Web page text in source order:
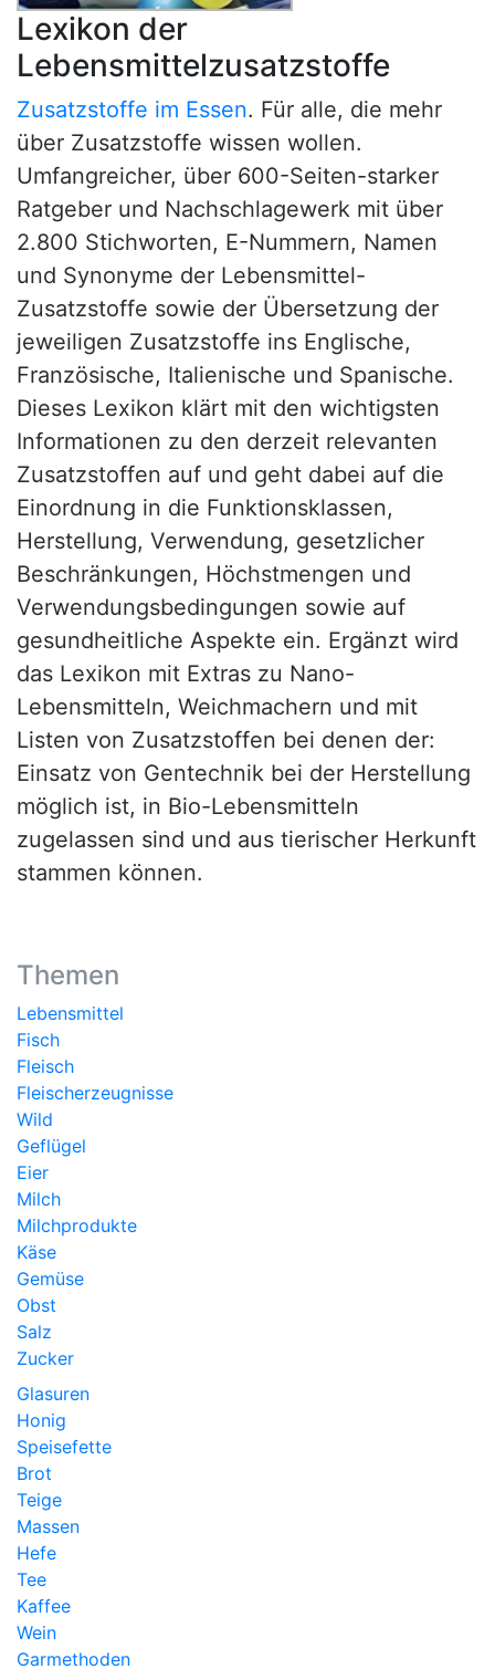
Lexikon der
Lebensmittelzusatzstoffe
Zusatzstoffe im Essen. Für alle, die mehr
über Zusatzstoffe wissen wollen.
Umfangreicher, über 600-Seiten-starker
Ratgeber und Nachschlagewerk mit über
2.800 Stichworten, E-Nummern, Namen
und Synonyme der Lebensmittel-
Zusatzstoffe sowie der Übersetzung der
jeweiligen Zusatzstoffe ins Englische,
Französische, Italienische und Spanische.
Dieses Lexikon klärt mit den wichtigsten
Informationen zu den derzeit relevanten
Zusatzstoffen auf und geht dabei auf die
Einordnung in die Funktionsklassen,
Herstellung, Verwendung, gesetzlicher
Beschränkungen, Höchstmengen und
Verwendungsbedingungen sowie auf
gesundheitliche Aspekte ein. Ergänzt wird
das Lexikon mit Extras zu Nano-
Lebensmitteln, Weichmachern und mit
Listen von Zusatzstoffen bei denen der:
Einsatz von Gentechnik bei der Herstellung
möglich ist, in Bio-Lebensmitteln
zugelassen sind und aus tierischer Herkunft
stammen können.
Themen
Lebensmittel
Fisch
Fleisch
Fleischerzeugnisse
Wild
Geflügel
Eier
Milch
Milchprodukte
Käse
Gemüse
Obst
Salz
Zucker
Glasuren
Honig
Speisefette
Brot
Teige
Massen
Hefe
Tee
Kaffee
Wein
Garmethoden